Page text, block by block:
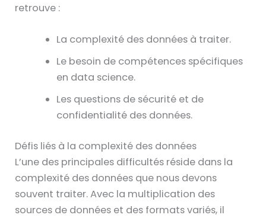
retrouve :
La complexité des données à traiter.
Le besoin de compétences spécifiques
en data science.
Les questions de sécurité et de
confidentialité des données.
Défis liés à la complexité des données
L’une des principales difficultés réside dans la
complexité des données que nous devons
souvent traiter. Avec la multiplication des
sources de données et des formats variés, il